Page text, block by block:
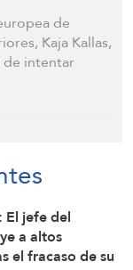
de
Kaja Kallas,
de intentar
El jefe del
a altos
el fracaso de su